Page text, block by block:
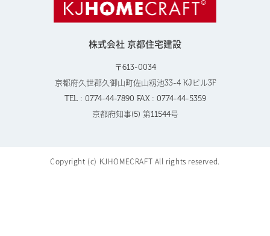
株式会社 京都住宅建設
〒613-0034
京都府久世郡久御山町佐山籾池33-4 KJビル3F
TEL : 0774-44-7890 FAX : 0774-44-5359
京都府知事(5) 第11544号
Copyright (c) KJHOMECRAFT All rights reserved.